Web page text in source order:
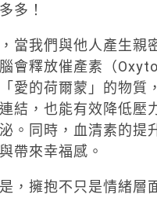
多！
當我們與他人產生親
會釋放催產素（
愛的荷爾蒙」的物質
結，也能有效降低壓
。同時，血清素的提
帶來幸福感。
，擁抱不只是情緒層